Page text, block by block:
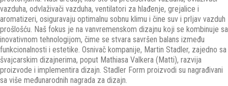
vazduha, odvlaživači vazduha, ventilatori za hlađenje, grejalice i
aromatizeri, osiguravaju optimalnu sobnu klimu i čine suv i prljav vazduh
prošlošću. Naš fokus je na vanvremenskom dizajnu koji se kombinuje sa
inovativnom tehnologijom, čime se stvara savršen balans između
funkcionalnosti i estetike. Osnivač kompanije, Martin Stadler, zajedno sa
švajcarskim dizajnerima, poput Mathiasa Valkera (Matti), razvija
proizvode i implementira dizajn. Stadler Form proizvodi su nagrađivani
sa više međunarodnih nagrada za dizajn.